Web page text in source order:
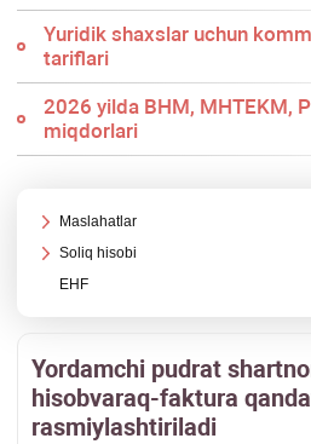
Yuridik shaхslar uchun
tariflari
2026 yilda BHM, MHTEKM,
miqdorlari
Maslahatlar
Soliq hisobi
EHF
Yordamchi pudrat
hisobvaraq-faktura
rasmiylashtiriladi